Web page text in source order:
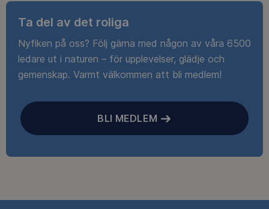
Ta del av det roliga
Nyfiken på oss? Följ gärna med någon av våra 6500
ledare ut i naturen – för upplevelser, glädje och
gemenskap. Varmt välkommen att bli medlem!
BLI MEDLEM